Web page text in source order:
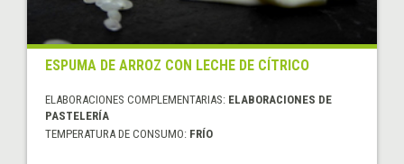
ESPUMA DE ARROZ CON LECHE DE CÍTRICO
ELABORACIONES COMPLEMENTARIAS: ELABORACIONES DE
PASTELERÍA
TEMPERATURA DE CONSUMO: FRÍO